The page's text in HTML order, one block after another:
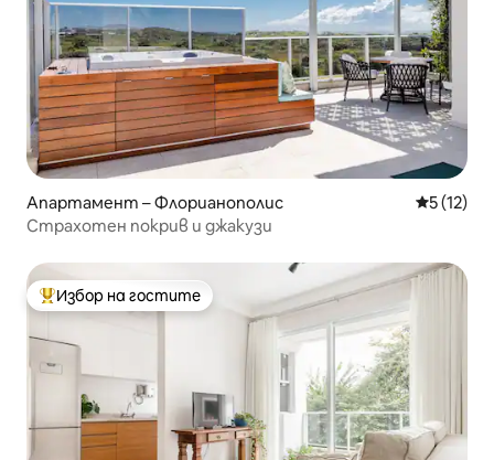
Апартамент – Флорианополис Средна
5 (12)
Страхотен покрив и джакузи
Най-популярен избор на гостите
Избор на гостите